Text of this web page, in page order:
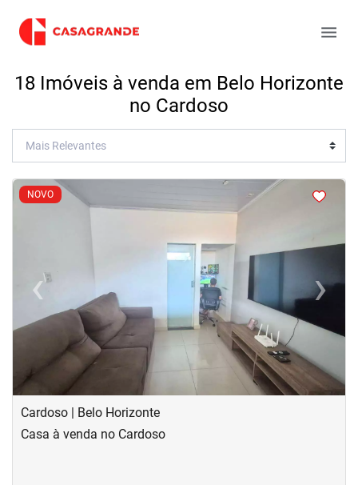
18 Imóveis à venda em Belo Horizonte
no Cardoso
NOVO
< <<<
‹
Previous ›Next
Cardoso | Belo Horizonte
Casa à venda no Cardoso